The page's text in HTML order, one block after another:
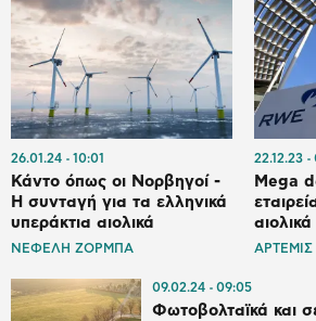
26.01.24 10:01
Κάντο όπως οι Νορβηγοί -
Η συνταγή για τα ελληνικά
υπεράκτια αιολικά
ΝΕΦΕΛΗ ΖΟΡΜΠΑ
22.12.23
Mega
αιολικά
09.02.24 09:05
Φωτοβολταϊκά και